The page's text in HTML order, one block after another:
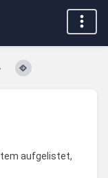
aufgelistet,